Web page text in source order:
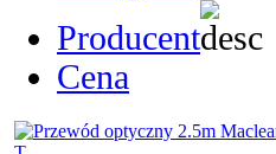
Producent
Cena